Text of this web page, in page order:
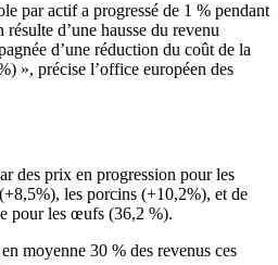
par actif a progressé de 1 % pendant
d’une hausse du revenu
d’une réduction du coût de la
», précise l’office européen des
des prix en progression pour les
les porcins (+10,2%), et de
pour les œufs (36,2 %).
moyenne 30 % des revenus ces